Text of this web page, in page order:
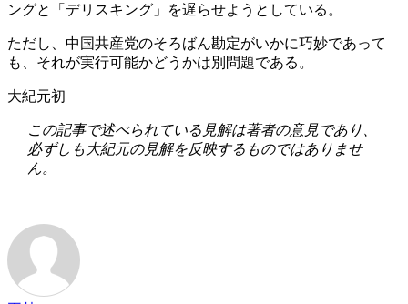
ングと「デリスキング」を遅らせようとしている。
ただし、中国共産党のそろばん勘定がいかに巧妙であって
も、それが実行可能かどうかは別問題である。
大紀元初
この記事で述べられている見解は著者の意見であり、
必ずしも大紀元の見解を反映するものではありませ
ん。